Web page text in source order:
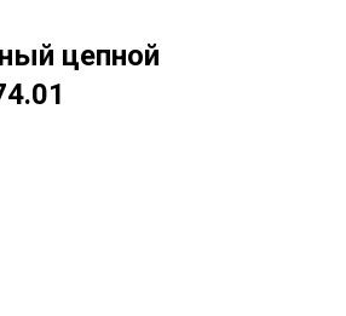
цепной